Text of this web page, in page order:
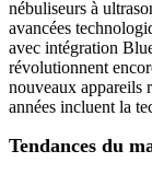
nébuliseurs à
avancées
avec intégration
révolutionnent
nouveaux appareils
années incluent la
Tendances du